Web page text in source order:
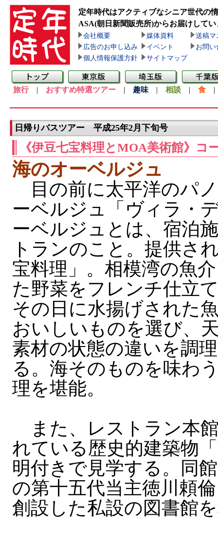
定年時代はアクティブなシニア世代の
ASA(朝日新聞販売所)からお届けしてい
会社概要 媒体資料
送稿マ
広告のお申し込み
イベント
お問い
個人情報保護方針
サイトマップ
旅行| おすすめ特選ツアー | 趣味 | 相談 | 食
日帰りバスツアー 平成25年2月下旬号
《伊豆七宝料理とMOA美術館》コ
海のオーベルジュ
目の前に太平洋のパ
ーベルジュ「ヴィラ・
ーベルジュとは、宿泊
トランのこと。提供さ
宝料理」。相模湾の魚
た野菜をフレンチ仕立
その日に水揚げされた
おいしいものを選び、
素材の状態の違いを調
る。海そのものを味わ
理を堪能。
また、レストラン本
れている歴史的建築物
明付きで見学する。同
の第十五代当主徳川頼
創設した私設の図書館